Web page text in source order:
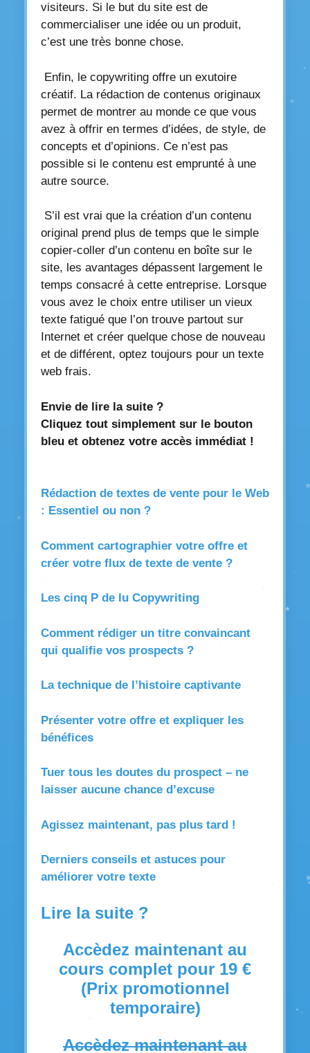
visiteurs. Si le but du site est de
commercialiser une idée ou un produit,
c’est une très bonne chose.
Enfin, le copywriting offre un exutoire
créatif. La rédaction de contenus originaux
permet de montrer au monde ce que vous
avez à offrir en termes d’idées, de style, de
concepts et d’opinions. Ce n’est pas
possible si le contenu est emprunté à une
autre source.
S’il est vrai que la création d’un contenu
original prend plus de temps que le simple
copier-coller d’un contenu en boîte sur le
site, les avantages dépassent largement le
temps consacré à cette entreprise. Lorsque
vous avez le choix entre utiliser un vieux
texte fatigué que l’on trouve partout sur
Internet et créer quelque chose de nouveau
et de différent, optez toujours pour un texte
web frais.
Envie de lire la suite ?
Cliquez tout simplement sur le bouton
bleu et obtenez votre accès immédiat !
Rédaction de textes de vente pour le Web
: Essentiel ou non ?
Comment cartographier votre offre et
créer votre flux de texte de vente ?
Les cinq P de lu Copywriting
Comment rédiger un titre convaincant
qui qualifie vos prospects ?
La technique de l’histoire captivante
Présenter votre offre et expliquer les
bénéfices
Tuer tous les doutes du prospect – ne
laisser aucune chance d’excuse
Agissez maintenant, pas plus tard !
Derniers conseils et astuces pour
améliorer votre texte
Lire la suite ?
Accèdez maintenant au
cours complet pour 19 €
(Prix promotionnel
temporaire)
Accèdez maintenant au